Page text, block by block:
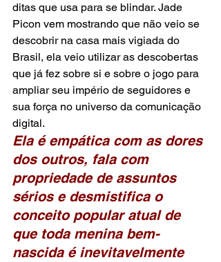
ditas que usa para se blindar. Jade
Picon vem mostrando que não veio se
descobrir na casa mais vigiada do
Brasil, ela veio utilizar as descobertas
que já fez sobre si e sobre o jogo para
ampliar seu império de seguidores e
sua força no universo da comunicação
digital.
Ela é empática com as dores
dos outros, fala com
propriedade de assuntos
sérios e desmistifica o
conceito popular atual de
que toda menina bem-
nascida é inevitavelmente